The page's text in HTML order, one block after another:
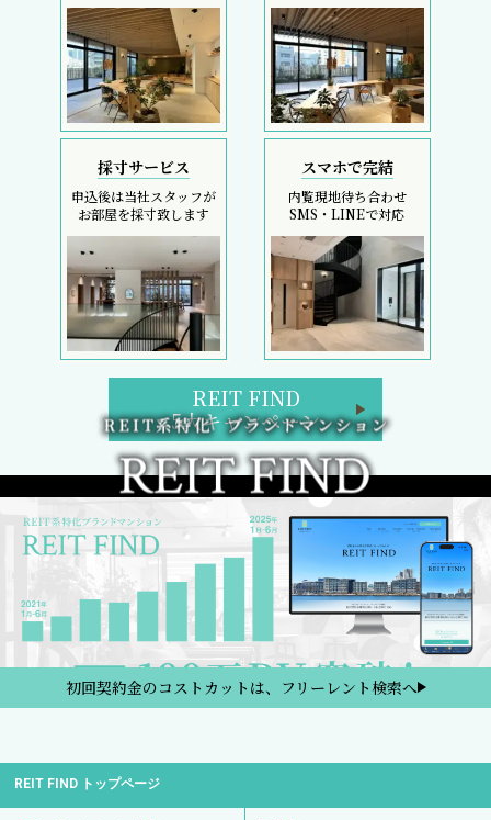
採寸サービス
申込後は当社スタッフが
お部屋を採寸致します
スマホで完結
内覧現地待ち合わせ
SMS・LINEで対応
REIT FIND
5大キャンペーン
初回契約金のコストカットは、フリーレント検索へ
REIT FIND トップページ